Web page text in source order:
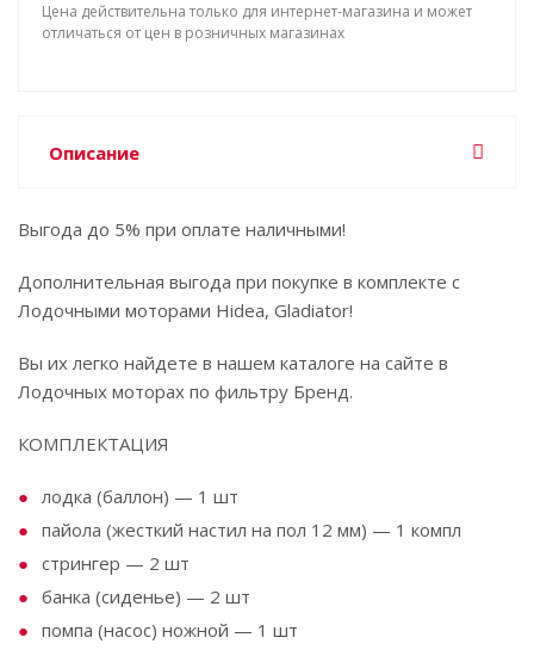
Цена действительна только для интернет-магазина и может
отличаться от цен в розничных магазинах
Описание
Выгода до 5% при оплате наличными!
Дополнительная выгода при покупке в комплекте с
Лодочными моторами Hidea, Gladiator!
Вы их легко найдете в нашем каталоге на сайте в
Лодочных моторах по фильтру Бренд.
КОМПЛЕКТАЦИЯ
лодка (баллон) — 1 шт
пайола (жесткий настил на пол 12 мм) — 1 компл
стрингер — 2 шт
банка (сиденье) — 2 шт
помпа (насос) ножной — 1 шт